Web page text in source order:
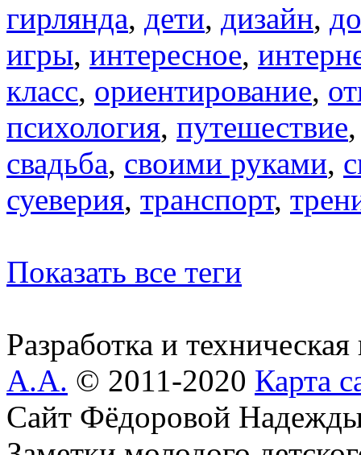
гирлянда, дети, дизайн,
игры, интересное,
класс, ориентирование,
психология, путешествие
свадьба, своими руками,
суеверия, транспорт,
Показать все теги
Разработка и
А.А. © 2011-2020 Карта
Сайт Фёдоровой